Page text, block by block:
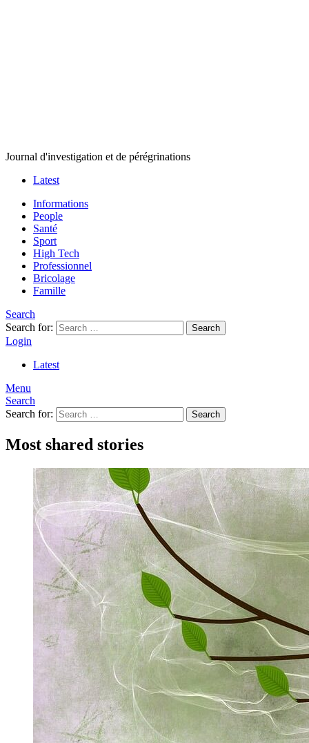
Journal d'investigation et de pérégrinations
Latest
Informations
People
Santé
Sport
High Tech
Professionnel
Bricolage
Famille
Search
Search for:
Search
Login
Latest
Menu
Search
Search for:
Search
Most shared stories